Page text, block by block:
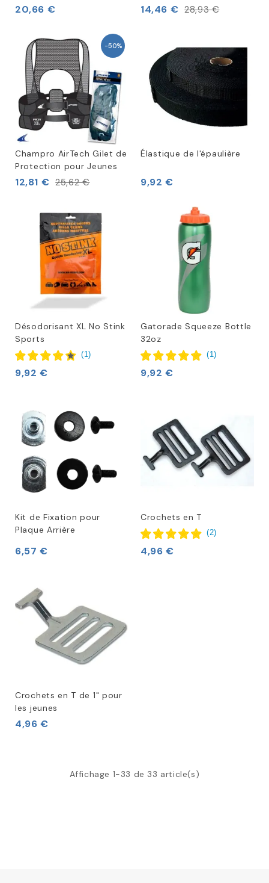
20,66 € 14,46 € 28,93 €
-50%
Champro AirTech Gilet de
Protection pour Jeunes
12,81 € 25,62 €
Élastique de l'épaulière
9,92 €
Désodorisant XL No Stink
Sports
(1)
9,92 €
Gatorade Squeeze Bottle
32oz
(1)
9,92 €
Kit de Fixation pour
Plaque Arrière
6,57 €
Crochets en T
(2)
4,96 €
Crochets en T de 1" pour
les jeunes
4,96 €
Affichage 1-33 de 33 article(s)